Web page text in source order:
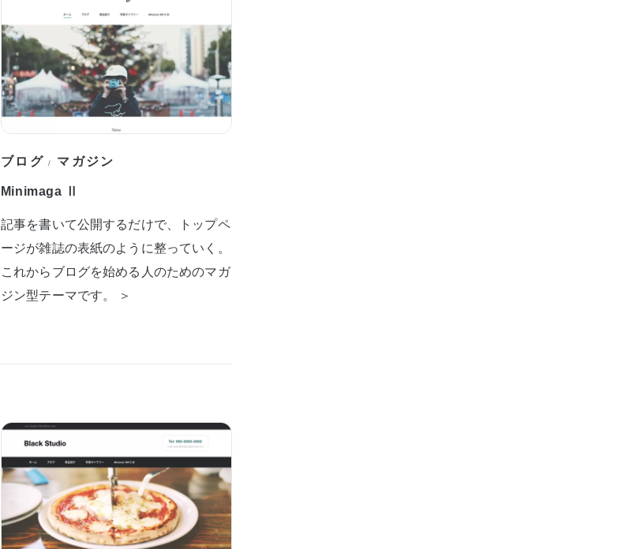
ブログ / マガジン
Minimaga Ⅱ
記事を書いて公開するだけで、トップペ
ージが雑誌の表紙のように整っていく。
これからブログを始める人のためのマガ
ジン型テーマです。 ＞